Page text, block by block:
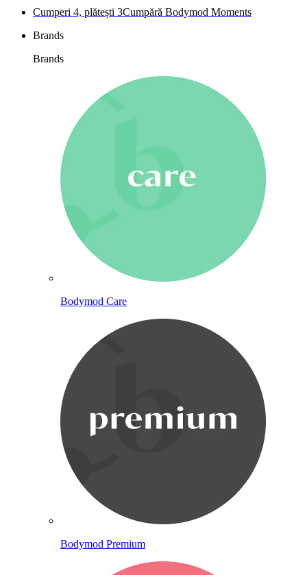
Cumperi 4, plătești 3Cumpără Bodymod Moments
Brands
Brands
Bodymod Care
Bodymod Premium